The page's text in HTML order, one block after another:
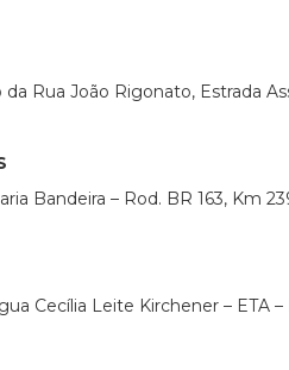
da Rua João Rigonato, Estrada
Bandeira – Rod. BR 163, Km
Cecília Leite Kirchener – ETA –